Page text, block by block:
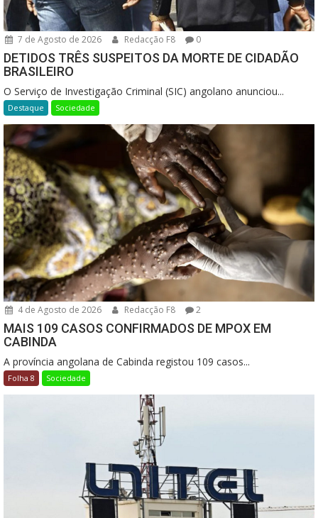
7 de Agosto de 2026 Redacção F8 0
DETIDOS TRÊS SUSPEITOS DA MORTE DE CIDADÃO
BRASILEIRO
O Serviço de Investigação Criminal (SIC) angolano anunciou...
Destaque Sociedade
4 de Agosto de 2026 Redacção F8 2
MAIS 109 CASOS CONFIRMADOS DE MPOX EM
CABINDA
A província angolana de Cabinda registou 109 casos...
Folha 8 Sociedade